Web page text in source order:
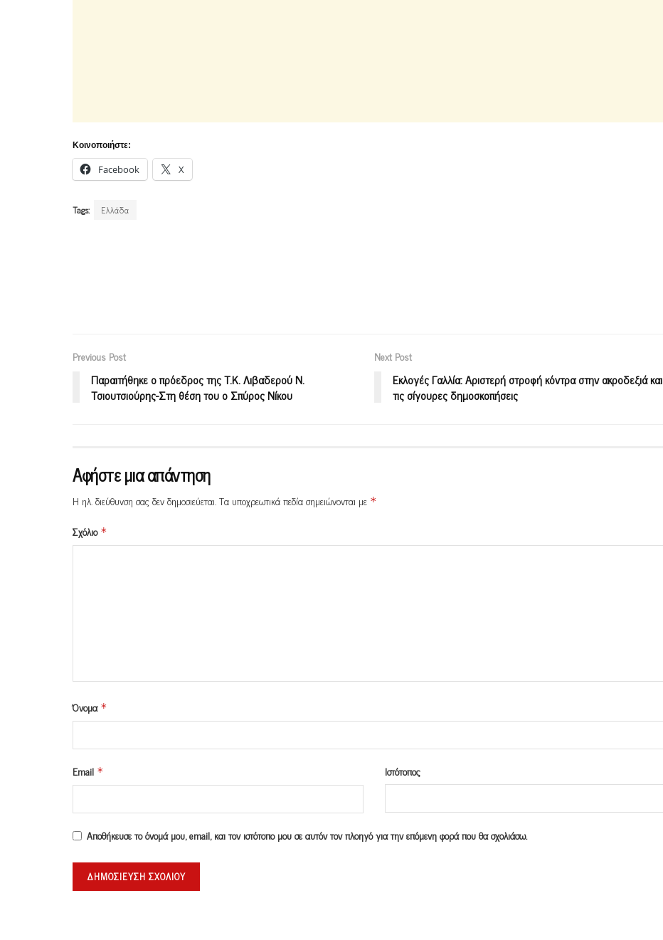
Κοινοποιήστε:
Facebook X
Tags: Ελλάδα
Previous Post
Παραιτήθηκε ο πρόεδρος της Τ.Κ. Λιβαδερού Ν.
Τσιουτσιούρης-Στη θέση του ο Σπύρος Νίκου
Next Post
Εκλογές Γαλλία: Αριστερή στροφή κόντρα στην ακροδεξιά και
τις σίγουρες δημοσκοπήσεις
Αφήστε μια απάντηση
Η ηλ. διεύθυνση σας δεν δημοσιεύεται.Τα υποχρεωτικά πεδία σημειώνονται με *
Σχόλιο *
Όνομα *
Email * Ιστότοπος
Αποθήκευσε το όνομά μου, email, και τον ιστότοπο μου σε αυτόν τον πλοηγό για την επόμενη φορά που θα σχολιάσω.